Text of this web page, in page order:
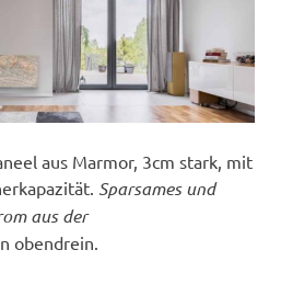
aus Marmor, 3cm stark, mit
Sparsames und
aus der
obendrein.